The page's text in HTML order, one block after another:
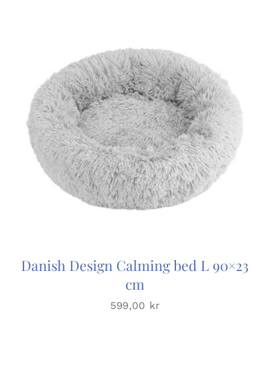
Danish Design Calming bed L 90×23
cm
599,00 kr